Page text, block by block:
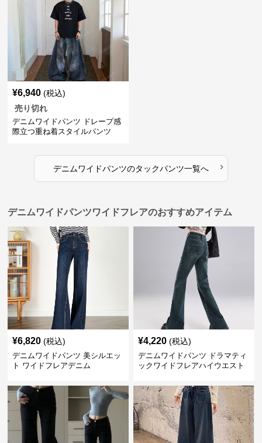
¥6,940 (税込)
売り切れ
デニムワイドパンツ ドレープ感
際立つ重ね着スタイルパンツ
デニムワイドパンツのタックパンツ一覧へ ›
デニムワイドパンツワイドフレアのおすすめアイテム
¥6,820 (税込)
デニムワイドパンツ 美シルエッ
ト ワイドフレアデニム
¥4,220 (税込)
デニムワイドパンツ ドラマティ
ックワイドフレアハイウエスト